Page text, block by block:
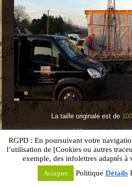
La taille originale est de
joseph-gargano-pise-003»
Santé Nature
Copyright © 2026. All
RGPD : En poursuivant votre
l’utilisation de [Cookies ou autres
exemple, des infolettres adaptés à
Accepter Politique Détails